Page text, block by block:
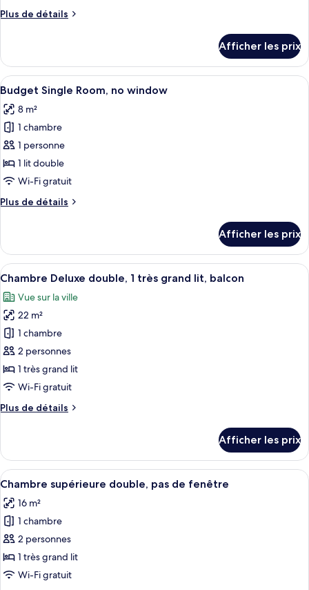
chambre :
avec
lits
jumeaux
Plus de détails
Plus
Chambre
Deluxe
avec
jumeaux
Afficher les prix
Afficher
toutes
les
photos
pour
ce
type
chambre :
Room,
no
window
Budget Single Room, no window |
5
Budget Single Room, no window
8 m²
1 chambre
1 personne
1 lit double
Wi-Fi gratuit
Plus de détails
Plus
Budget
Single
Room,
window
Afficher les prix
Afficher
toutes
les
photos
pour
ce
type
de
chambre :
Chambre
1
très
grand
lit,
balcon
Une chambre d’hôtel avec un lit, un
6
Chambre Deluxe double, 1 très grand lit, balcon
Vue sur la ville
22 m²
1 chambre
2 personnes
1 très grand lit
Wi-Fi gratuit
Plus de détails
Plus
Chambre
Deluxe
double,
très
grand
lit,
balcon
Afficher les prix
Afficher
toutes
les
photos
pour
ce
type
Une chambre d’hôtel avec un lit, un
5
Chambre supérieure double, pas de fenêtre
16 m²
1 chambre
2 personnes
1 très grand lit
Wi-Fi gratuit